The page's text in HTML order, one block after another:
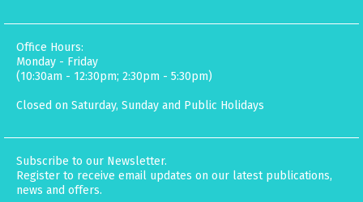
Office Hours:
Monday - Friday
(10:30am - 12:30pm; 2:30pm - 5:30pm)
Closed on Saturday, Sunday and Public Holidays
Subscribe to our Newsletter.
Register to receive email updates on our latest publications,
news and offers.